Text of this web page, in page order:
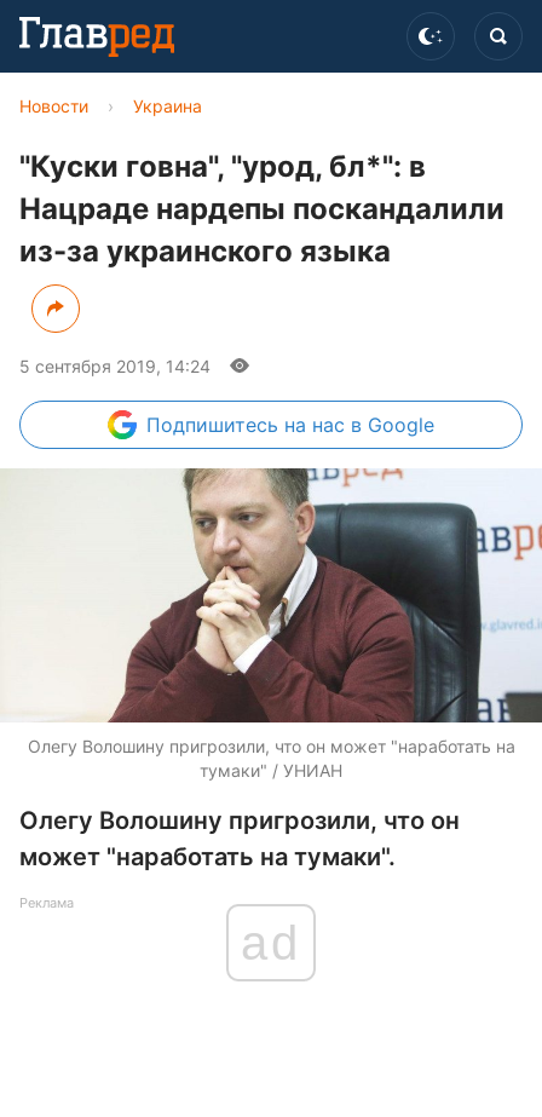
Новости › Украина
"Куски говна", "урод, бл*": в
Нацраде нардепы поскандалили
из-за украинского языка
5 сентября 2019, 14:24
Подпишитесь на нас в Google
Олегу Волошину пригрозили, что он может "наработать на
тумаки" / УНИАН
Олегу Волошину пригрозили, что он
может "наработать на тумаки".
Реклама
ad